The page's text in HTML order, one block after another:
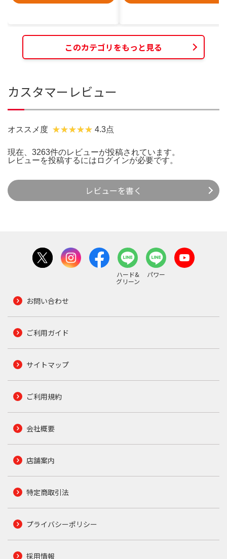
このカテゴリをもっと見る
カスタマーレビュー
オススメ度 4.3点
現在、3263件のレビューが投稿されています。
レビューを投稿するには ログインが必要です。
レビューを書く
ハード&
グリーン
パワー
お問い合わせ
ご利用ガイド
サイトマップ
ご利用規約
会社概要
店舗案内
特定商取引法
プライバシーポリシー
採用情報